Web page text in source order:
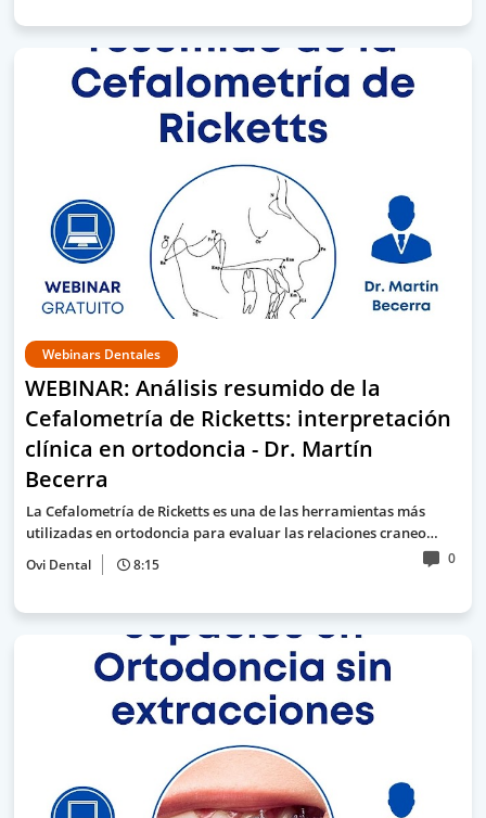
Webinars Dentales
WEBINAR: Análisis resumido de la
Cefalometría de Ricketts: interpretación
clínica en ortodoncia - Dr. Martín
Becerra
La Cefalometría de Ricketts es una de las herramientas más
utilizadas en ortodoncia para evaluar las relaciones craneo…
Ovi Dental 8:15 0